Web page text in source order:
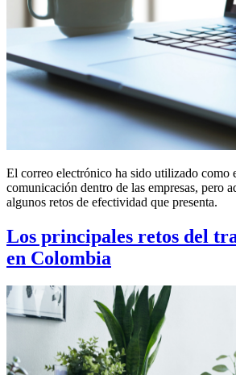
El correo electrónico ha sido utilizado como
comunicación dentro de las empresas, pero
algunos retos de efectividad que presenta.
Los principales retos del
en Colombia